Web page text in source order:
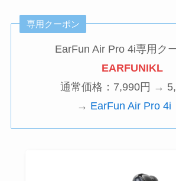
専用クーポン
EarFun Air Pro 4i専用ク
EARFUNIKL
通常価格：7,990円 →
→ EarFun Air Pro 4i